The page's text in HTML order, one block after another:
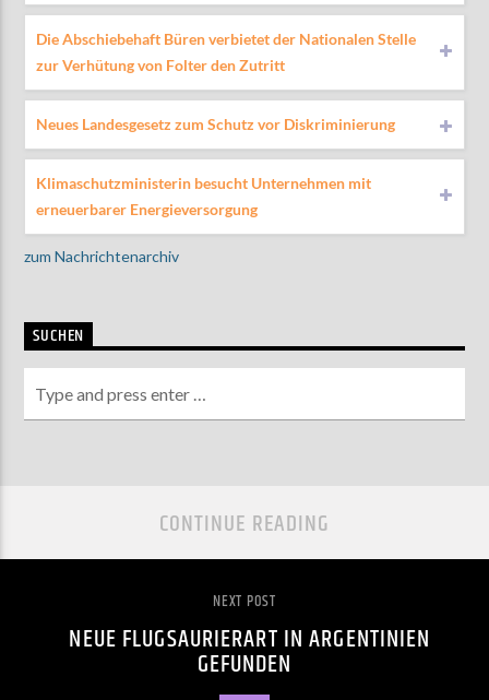
Die Abschiebehaft Büren verbietet der Nationalen Stelle
zur Verhütung von Folter den Zutritt
Neues Landesgesetz zum Schutz vor Diskriminierung
Klimaschutzministerin besucht Unternehmen mit
erneuerbarer Energieversorgung
zum Nachrichtenarchiv
SUCHEN
CONTINUE READING
NEXT POST
NEUE FLUGSAURIERART IN ARGENTINIEN
GEFUNDEN